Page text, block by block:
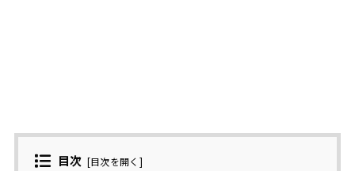
目次 [目次を開く ]